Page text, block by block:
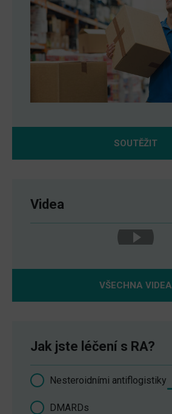
SOUTĚŽIT
Videa
VŠECHNA VIDEA
Jak jste léčení s RA?
Nesteroidními antiflogistiky
DMARDs